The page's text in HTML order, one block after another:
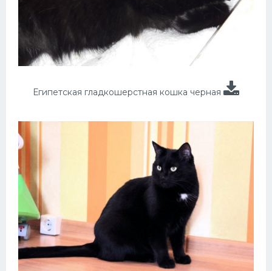
Египетская гладкошерстная кошка черная